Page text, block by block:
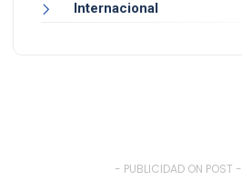
Internacional
- PUBLICIDAD ON POST -